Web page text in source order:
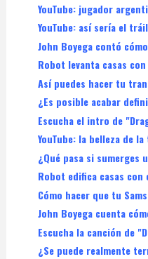
YouTube: jugador
YouTube: así sería el
John Boyega contó
Robot levanta casas
Así puedes hacer tu
¿Es posible acabar
Escucha el intro de
YouTube: la belleza de
¿Qué pasa si sumerges
Robot edifica casas
Cómo hacer que tu
John Boyega cuenta
Escucha la canción de
¿Se puede realmente